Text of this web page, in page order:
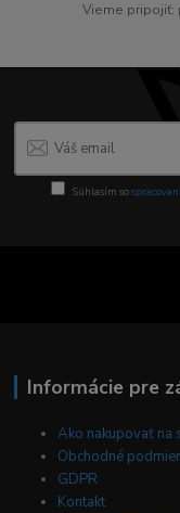
Vieme pripojiť:
Súhlasím so
Informácie pre
Ako nakupovať na
Obchodné
GDPR
Kontakt